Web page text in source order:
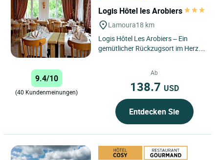
Logis Hôtel les Arobiers
Lamoura18 km
Logis Hôtel Les Arobiers – Ein
gemütlicher Rückzugsort im Herzen
9.4/10
(40 Kundenmeinungen)
Ab
138.7 USD
Entdecken Sie